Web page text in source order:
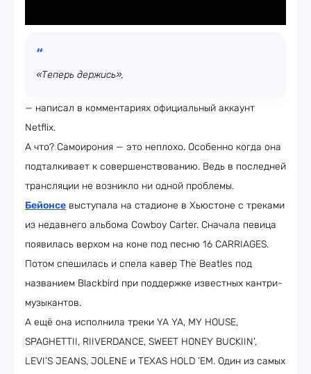
«Теперь держись»,
— написал в комментариях официальный аккаунт
Netflix.
А что? Самоирония — это неплохо. Особенно когда она
подталкивает к совершенствованию. Ведь в последней
трансляции не возникло ни одной проблемы.
Бейонсе выступала на стадионе в Хьюстоне с треками
из недавнего альбома Cowboy Carter. Сначала певица
появилась верхом на коне под песню 16 CARRIAGES.
Потом спешилась и спела кавер The Beatles под
названием Blackbird при поддержке известных кантри-
музыкантов.
А ещё она исполнила треки YA YA, MY HOUSE,
SPAGHETTII, RIIVERDANCE, SWEET HONEY BUCKIIN’,
LEVI’S JEANS, JOLENE и TEXAS HOLD ’EM. Один из самых